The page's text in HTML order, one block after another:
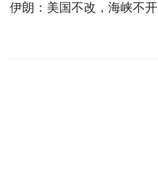
伊朗：美国不改，海峡不开